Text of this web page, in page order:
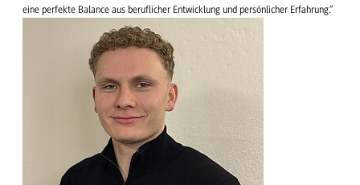
eine perfekte Balance aus beruflicher Entwicklung und persönlicher Erfahrung.“